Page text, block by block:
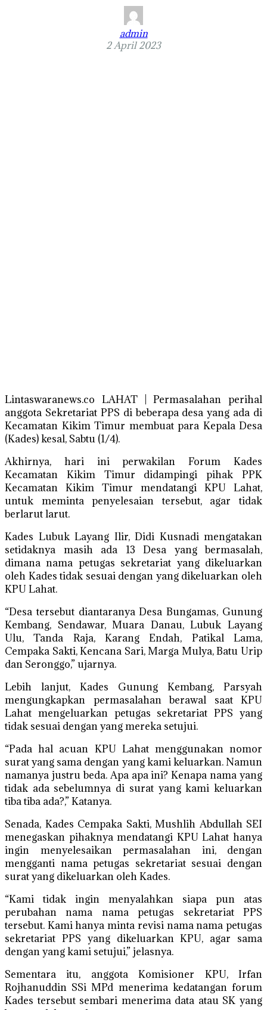
admin
2 April 2023
Lintaswaranews.co LAHAT | Permasalahan perihal
anggota Sekretariat PPS di beberapa desa yang ada di
Kecamatan Kikim Timur membuat para Kepala Desa
(Kades) kesal, Sabtu (1/4).
Akhirnya, hari ini perwakilan Forum Kades
Kecamatan Kikim Timur didampingi pihak PPK
Kecamatan Kikim Timur mendatangi KPU Lahat,
untuk meminta penyelesaian tersebut, agar tidak
berlarut larut.
Kades Lubuk Layang Ilir, Didi Kusnadi mengatakan
setidaknya masih ada 13 Desa yang bermasalah,
dimana nama petugas sekretariat yang dikeluarkan
oleh Kades tidak sesuai dengan yang dikeluarkan oleh
KPU Lahat.
“Desa tersebut diantaranya Desa Bungamas, Gunung
Kembang, Sendawar, Muara Danau, Lubuk Layang
Ulu, Tanda Raja, Karang Endah, Patikal Lama,
Cempaka Sakti, Kencana Sari, Marga Mulya, Batu Urip
dan Seronggo,” ujarnya.
Lebih lanjut, Kades Gunung Kembang, Parsyah
mengungkapkan permasalahan berawal saat KPU
Lahat mengeluarkan petugas sekretariat PPS yang
tidak sesuai dengan yang mereka setujui.
“Pada hal acuan KPU Lahat menggunakan nomor
surat yang sama dengan yang kami keluarkan. Namun
namanya justru beda. Apa apa ini? Kenapa nama yang
tidak ada sebelumnya di surat yang kami keluarkan
tiba tiba ada?,” Katanya.
Senada, Kades Cempaka Sakti, Mushlih Abdullah SEI
menegaskan pihaknya mendatangi KPU Lahat hanya
ingin menyelesaikan permasalahan ini, dengan
mengganti nama petugas sekretariat sesuai dengan
surat yang dikeluarkan oleh Kades.
“Kami tidak ingin menyalahkan siapa pun atas
perubahan nama nama petugas sekretariat PPS
tersebut. Kami hanya minta revisi nama nama petugas
sekretariat PPS yang dikeluarkan KPU, agar sama
dengan yang kami setujui,” jelasnya.
Sementara itu, anggota Komisioner KPU, Irfan
Rojhanuddin SSi MPd menerima kedatangan forum
Kades tersebut sembari menerima data atau SK yang